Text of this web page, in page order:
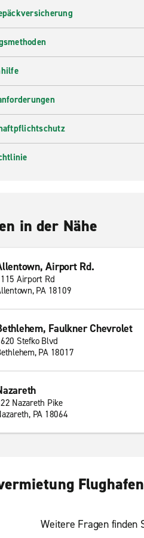
in der Nähe
Airport Rd.
Airport Rd
PA 18109
Faulkner Chevrolet
Stefko Blvd
PA 18017
Nazareth Pike
PA 18064
Weitere Fragen finden